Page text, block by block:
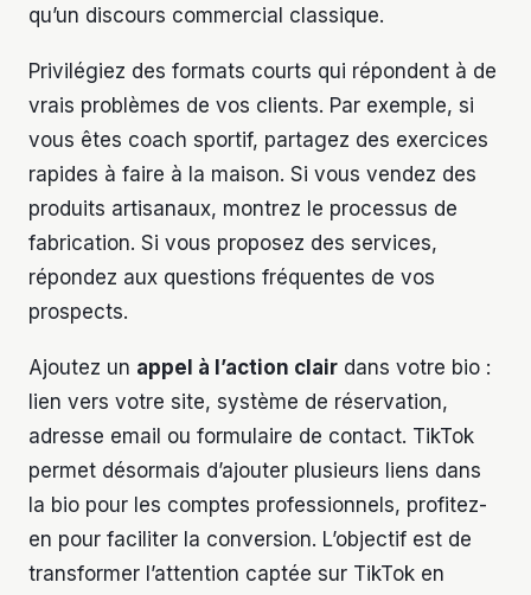
qu’un discours commercial classique.
Privilégiez des formats courts qui répondent à de
vrais problèmes de vos clients. Par exemple, si
vous êtes coach sportif, partagez des exercices
rapides à faire à la maison. Si vous vendez des
produits artisanaux, montrez le processus de
fabrication. Si vous proposez des services,
répondez aux questions fréquentes de vos
prospects.
Ajoutez un appel à l’action clair dans votre bio :
lien vers votre site, système de réservation,
adresse email ou formulaire de contact. TikTok
permet désormais d’ajouter plusieurs liens dans
la bio pour les comptes professionnels, profitez-
en pour faciliter la conversion. L’objectif est de
transformer l’attention captée sur TikTok en